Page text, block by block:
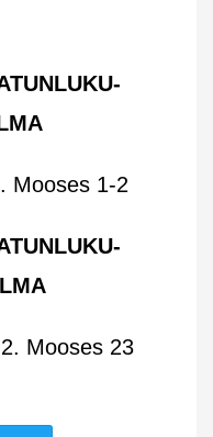
Mooses 1-2
Mooses 23